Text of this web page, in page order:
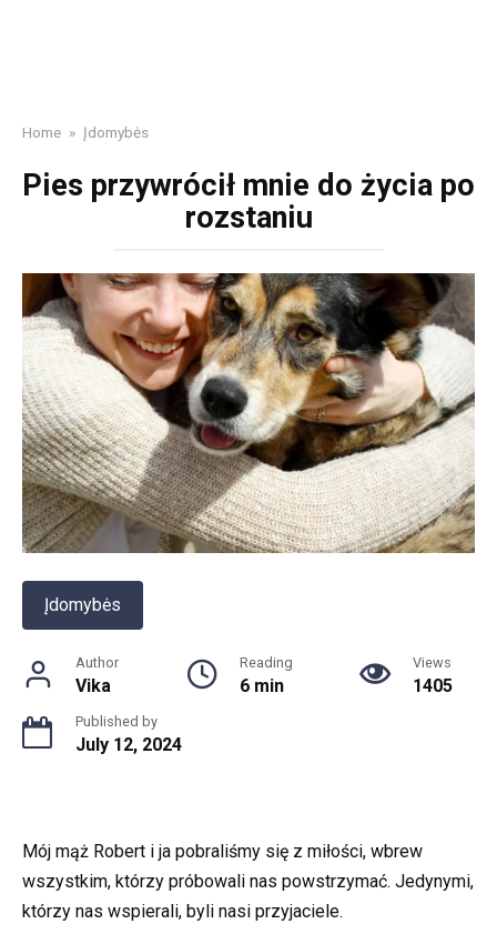
Home » Įdomybės
Pies przywrócił mnie do życia po
rozstaniu
Įdomybės
Author
Vika
Reading
6 min
Views
1405
Published by
July 12, 2024
Mój mąż Robert i ja pobraliśmy się z miłości, wbrew
wszystkim, którzy próbowali nas powstrzymać. Jedynymi,
którzy nas wspierali, byli nasi przyjaciele.